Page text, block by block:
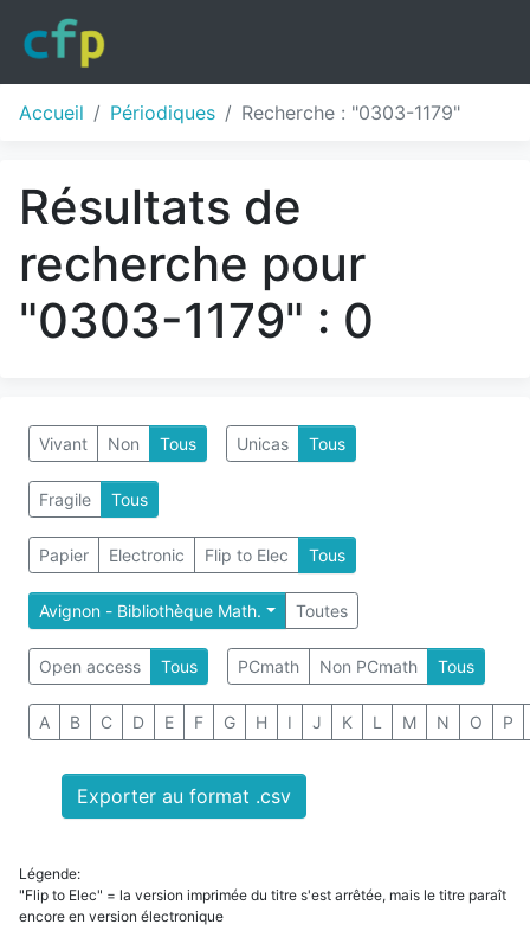
Accueil Périodiques Recherche : "0303-1179"
Résultats de
recherche pour
"0303-1179" : 0
Vivant Non Tous Unicas Tous
Fragile Tous
Papier Electronic Flip to Elec Tous
Avignon - Bibliothèque Math. Toutes
Open access Tous PCmath Non PCmath Tous
A B C D E F G H I J K L M N O P
Exporter au format .csv
Légende:
"Flip to Elec" = la version imprimée du titre s'est arrêtée, mais le titre paraît
encore en version électronique